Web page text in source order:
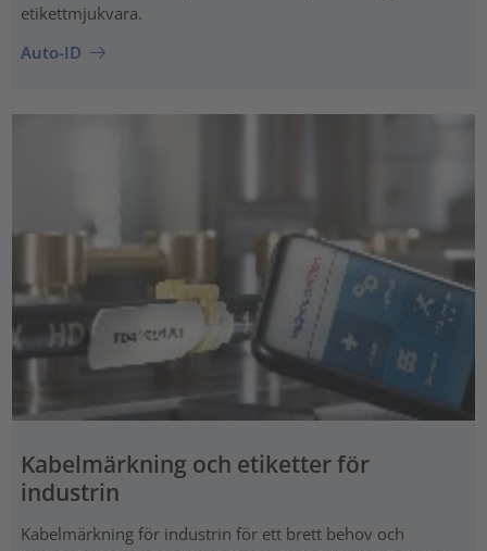
etikettmjukvara.
Auto-ID
Kabelmärkning och etiketter för
industrin
Kabelmärkning för industrin för ett brett behov och